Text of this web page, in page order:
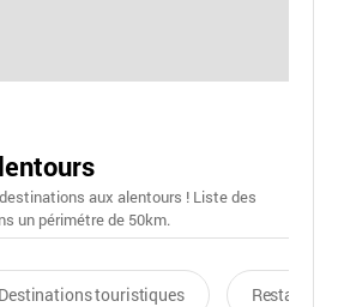
aux alentours ! Liste des
un périmétre de 50km.
Destinations touristiques Restaurants